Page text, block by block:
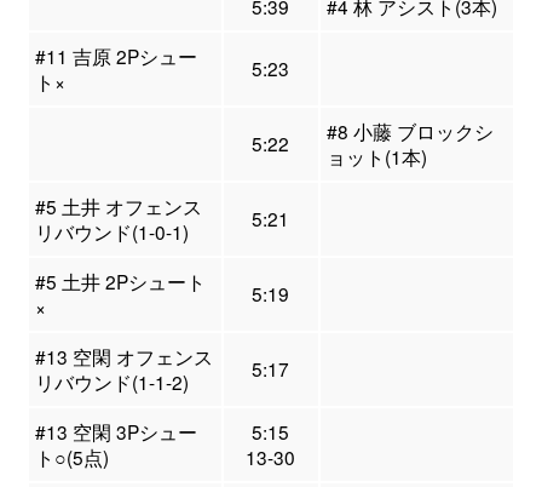
5:39
#4 林 アシスト(3本)
#11 吉原 2Pシュー
ト×
5:23
5:22
#8 小藤 ブロックシ
ョット(1本)
#5 土井 オフェンス
リバウンド(1-0-1)
5:21
#5 土井 2Pシュート
×
5:19
#13 空閑 オフェンス
リバウンド(1-1-2)
5:17
#13 空閑 3Pシュー
ト○(5点)
5:15
13-30